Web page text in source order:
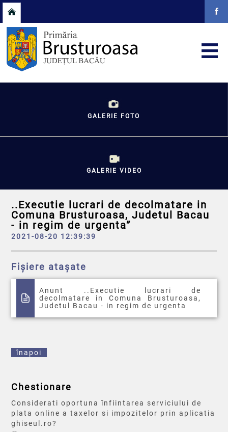
GALERIE FOTO
GALERIE VIDEO
..Executie lucrari de decolmatare in
Comuna Brusturoasa, Judetul Bacau
- in regim de urgenta”
2021-08-20 12:39:39
Fișiere atașate
Anunt ..Executie lucrari de
decolmatare in Comuna Brusturoasa,
Judetul Bacau - in regim de urgenta
înapoi
Chestionare
Considerati oportuna înfiintarea serviciului de
plata online a taxelor si impozitelor prin aplicatia
ghiseul.ro?